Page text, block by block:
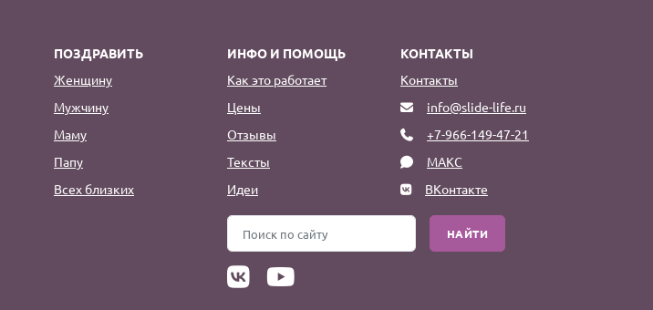
ПОЗДРАВИТЬ
Женщину
Мужчину
Маму
Папу
Всех близких
ИНФО И ПОМОЩЬ
Как это работает
Цены
Отзывы
Тексты
Идеи
КОНТАКТЫ
Контакты
info@slide-life.ru
+7-966-149-47-21
МАКС
ВКонтакте
НАЙТИ